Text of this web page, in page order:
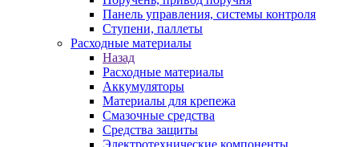
Панель управления, системы контроля
Ступени, паллеты
Расходные материалы
Назад
Расходные материалы
Аккумуляторы
Материалы для крепежа
Смазочные средства
Средства защиты
Электротехнические компоненты